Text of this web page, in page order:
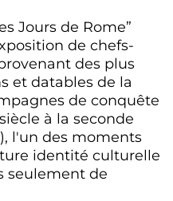
Jours de Rome”
de chefs-
des plus
et datables de la
de conquête
à la seconde
l'un des moments
identité culturelle
seulement de